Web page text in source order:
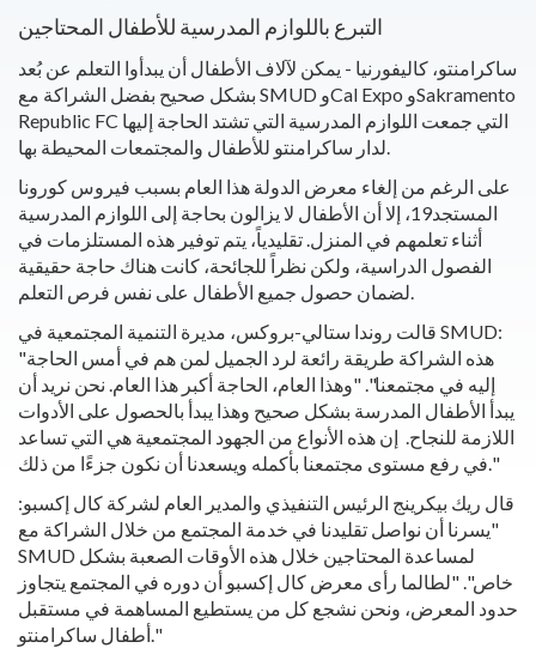
ساكرامنتو، كاليفورنيا - يمكن لآلاف الأطفال أن يبدأوا التعلم عن بُعد
بشكل صحيح بفضل الشراكة مع SMUD وCal Expo وSakramento
Republic FC التي جمعت اللوازم المدرسية التي تشتد الحاجة إليها
لدار ساكرامنتو للأطفال والمجتمعات المحيطة بها.
على الرغم من إلغاء معرض الدولة هذا العام بسبب فيروس كورونا
المستجد19، إلا أن الأطفال لا يزالون بحاجة إلى اللوازم المدرسية
أثناء تعلمهم في المنزل. تقليدياً، يتم توفير هذه المستلزمات في
الفصول الدراسية، ولكن نظراً للجائحة، كانت هناك حاجة حقيقية
لضمان حصول جميع الأطفال على نفس فرص التعلم.
قالت روندا ستالي-بروكس، مديرة التنمية المجتمعية في SMUD:
"هذه الشراكة طريقة رائعة لرد الجميل لمن هم في أمس الحاجة
إليه في مجتمعنا". "وهذا العام، الحاجة أكبر هذا العام. نحن نريد أن
يبدأ الأطفال المدرسة بشكل صحيح وهذا يبدأ بالحصول على الأدوات
اللازمة للنجاح. إن هذه الأنواع من الجهود المجتمعية هي التي تساعد
في رفع مستوى مجتمعنا بأكمله ويسعدنا أن نكون جزءًا من ذلك."
قال ريك بيكرينج الرئيس التنفيذي والمدير العام لشركة كال إكسبو:
"يسرنا أن نواصل تقليدنا في خدمة المجتمع من خلال الشراكة مع
SMUD لمساعدة المحتاجين خلال هذه الأوقات الصعبة بشكل
خاص". "لطالما رأى معرض كال إكسبو أن دوره في المجتمع يتجاوز
حدود المعرض، ونحن نشجع كل من يستطيع المساهمة في مستقبل
أطفال ساكرامنتو."